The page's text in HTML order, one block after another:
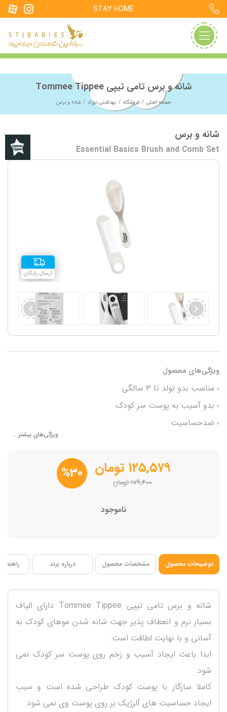
STAY HOME
شانه و برس تامی تیپی Tommee Tippee
صفحه اصلی فروشگاه بهداشتی نوزاد شانه و برس
شانه و برس
Essential Basics Brush and Comb Set
ارسال رایگان
ویژگی‌های محصول
مناسب بدو تولد تا 3 سالگی
بدو آسیب به پوست سر کودک
ضدحساسیت
ویژگی‌های بیشتر ...
۱۲۵,۵۷۹ تومان
۱۷۹,۴۰۰تومان %30
ناموجود
توضیحات محصول مشخصات محصول درباره برند
شانه و برس تامی تیپی Tommee Tippee دارای الیاف
بسیار نرم و انعطاف پذیر جهت شانه شدن موهای کودک به
آسانی و با نهایت لطافت است.
ابدا باعث ایجاد آسیب و زخم روی پوست سر کودک نمی
شود.
کاملا سازگار با پوست کودک طراحی شده است و سبب
ایجاد حساسیت های آلرژیک بر روی پوست وی نمی شود.